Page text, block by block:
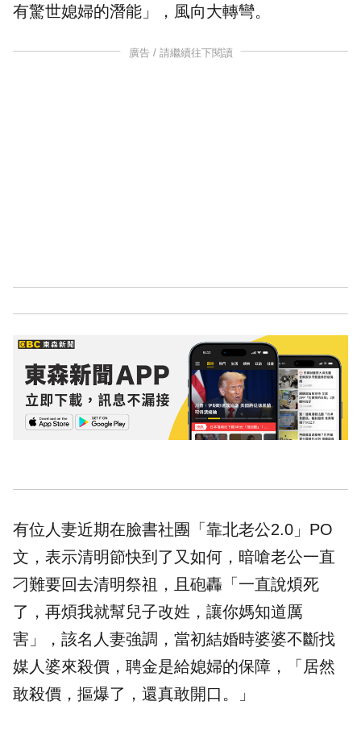
有驚世媳婦的潛能」，風向大轉彎。
廣告 / 請繼續往下閱讀
有位人妻近期在臉書社團「 靠北老公2.0」PO
文，表示清明節快到了又如何，暗嗆老公一直
刁難要回去清明祭祖，且砲轟「一直說煩死
了，再煩我就幫兒子改姓，讓你媽知道厲
害」，該名人妻強調，當初結婚時婆婆不斷找
媒人婆來殺價，聘金是給媳婦的保障，「居然
敢殺價，摳爆了，還真敢開口。」